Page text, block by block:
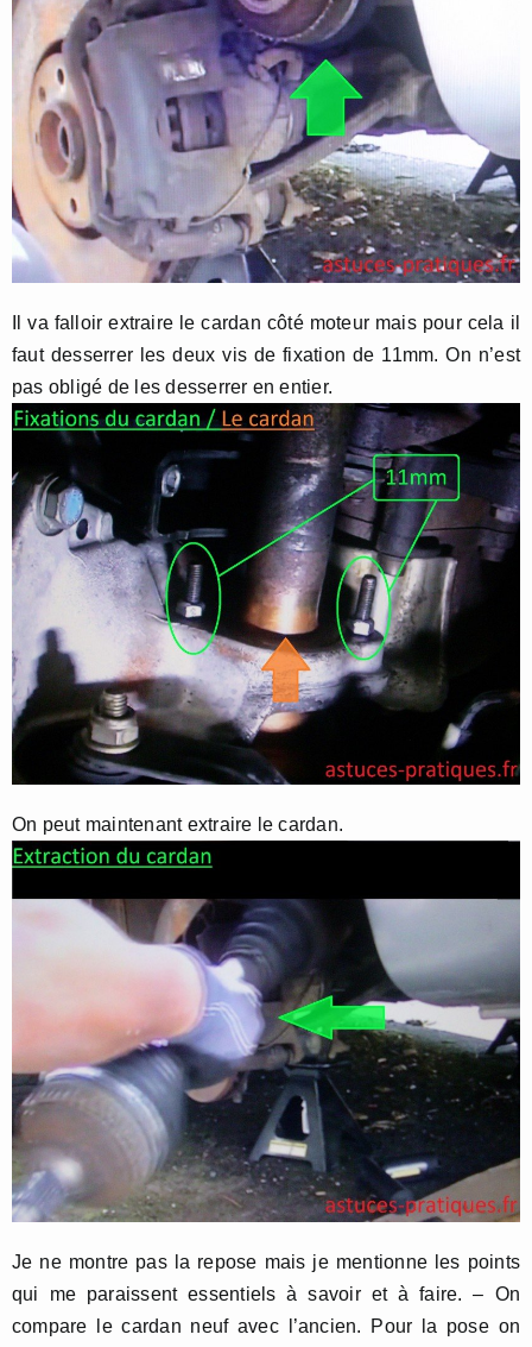
Il va falloir extraire le cardan côté moteur mais pour cela il
faut desserrer les deux vis de fixation de 11mm. On n’est
pas obligé de les desserrer en entier.
On peut maintenant extraire le cardan.
Je ne montre pas la repose mais je mentionne les points
qui me paraissent essentiels à savoir et à faire. – On
compare le cardan neuf avec l’ancien. Pour la pose on